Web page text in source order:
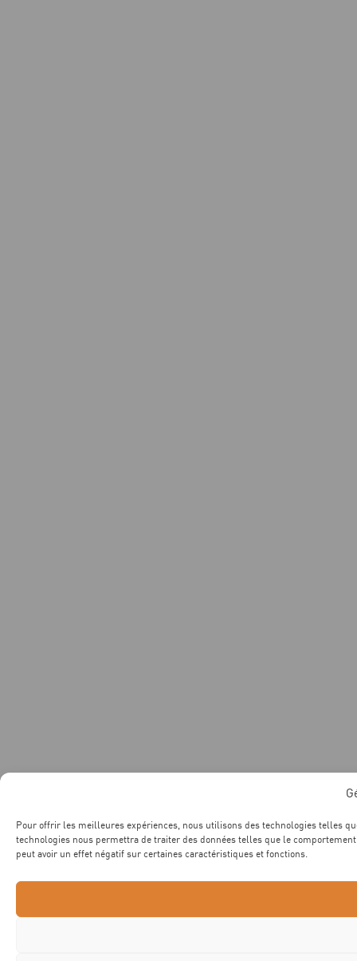
Pour offrir les meilleures expériences, nous utilisons des technologies telles
technologies nous permettra de traiter des données telles que le
peut avoir un effet négatif sur certaines caractéristiques et fonctions.